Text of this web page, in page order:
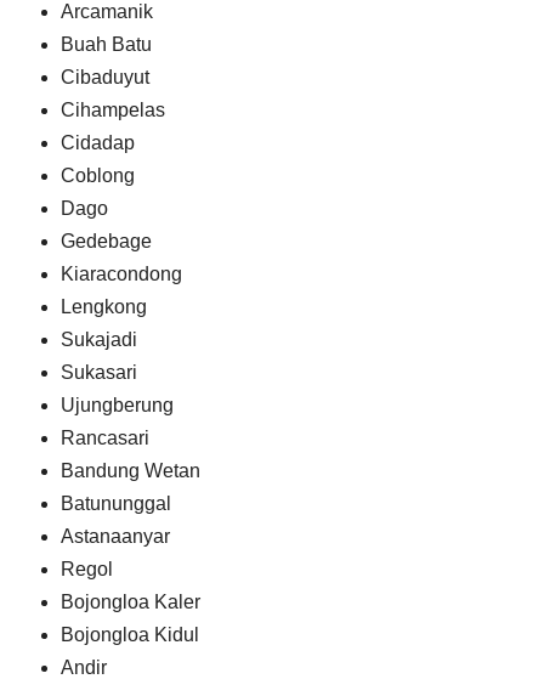
Arcamanik
Buah Batu
Cibaduyut
Cihampelas
Cidadap
Coblong
Dago
Gedebage
Kiaracondong
Lengkong
Sukajadi
Sukasari
Ujungberung
Rancasari
Bandung Wetan
Batununggal
Astanaanyar
Regol
Bojongloa Kaler
Bojongloa Kidul
Andir